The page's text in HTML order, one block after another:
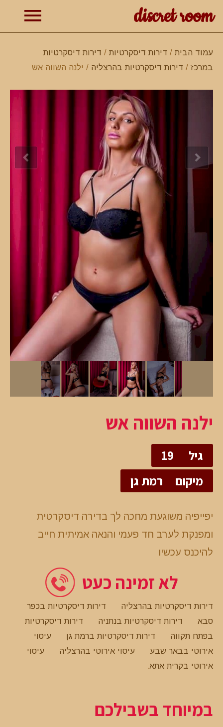
discret room
עמוד הבית / דירות דיסקרטיות / דירות דיסקרטיות
במרכז / דירות דיסקרטיות בהרצליה / ילנה השווה אש
ילנה השווה אש
גיל
19
מיקום
רמת גן
יפייפיה משוגעת מחכה לך בדירה דיסקרטית
ומפנקת לערב חד פעמי והנאה אמיתית חייב
להיכנס עכשיו
לא זמינה כעט
דירות דיסקרטיות בהרצליה
דירות דיסקרטיות בכפר
סבא
דירות דיסקרטיות בנתניה
דירות דיסקרטיות
בפתח תקווה
דירות דיסקרטיות ברמת גן
עיסוי
אירוטי בבאר שבע
עיסוי אירוטי בהרצליה
עיסוי
אירוטי בקרית אתא.
במיוחד בשבילכם